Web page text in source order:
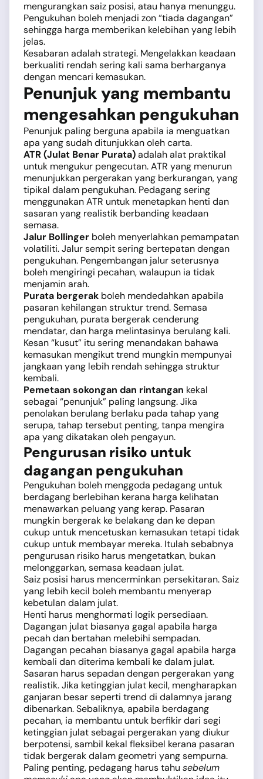
mengurangkan saiz posisi, atau hanya menunggu.
Pengukuhan boleh menjadi zon “tiada dagangan”
sehingga harga memberikan kelebihan yang lebih
jelas.
Kesabaran adalah strategi. Mengelakkan keadaan
berkualiti rendah sering kali sama berharganya
dengan mencari kemasukan.
Penunjuk yang membantu
mengesahkan pengukuhan
Penunjuk paling berguna apabila ia menguatkan
apa yang sudah ditunjukkan oleh carta.
ATR (Julat Benar Purata)adalah alat praktikal
untuk mengukur pengecutan. ATR yang menurun
menunjukkan pergerakan yang berkurangan, yang
tipikal dalam pengukuhan. Pedagang sering
menggunakan ATR untuk menetapkan henti dan
sasaran yang realistik berbanding keadaan
semasa.
Jalur Bollinger boleh menyerlahkan pemampatan
volatiliti. Jalur sempit sering bertepatan dengan
pengukuhan. Pengembangan jalur seterusnya
boleh mengiringi pecahan, walaupun ia tidak
menjamin arah.
Purata bergerak boleh mendedahkan apabila
pasaran kehilangan struktur trend. Semasa
pengukuhan, purata bergerak cenderung
mendatar, dan harga melintasinya berulang kali.
Kesan “kusut” itu sering menandakan bahawa
kemasukan mengikut trend mungkin mempunyai
jangkaan yang lebih rendah sehingga struktur
kembali.
Pemetaan sokongan dan rintangan kekal
sebagai “penunjuk” paling langsung. Jika
penolakan berulang berlaku pada tahap yang
serupa, tahap tersebut penting, tanpa mengira
apa yang dikatakan oleh pengayun.
Pengurusan risiko untuk
dagangan pengukuhan
Pengukuhan boleh menggoda pedagang untuk
berdagang berlebihan kerana harga kelihatan
menawarkan peluang yang kerap. Pasaran
mungkin bergerak ke belakang dan ke depan
cukup untuk mencetuskan kemasukan tetapi tidak
cukup untuk membayar mereka. Itulah sebabnya
pengurusan risiko harus mengetatkan, bukan
melonggarkan, semasa keadaan julat.
Saiz posisi harus mencerminkan persekitaran. Saiz
yang lebih kecil boleh membantu menyerap
kebetulan dalam julat.
Henti harus menghormati logik persediaan.
Dagangan julat biasanya gagal apabila harga
pecah dan bertahan melebihi sempadan.
Dagangan pecahan biasanya gagal apabila harga
kembali dan diterima kembali ke dalam julat.
Sasaran harus sepadan dengan pergerakan yang
realistik. Jika ketinggian julat kecil, mengharapkan
ganjaran besar seperti trend di dalamnya jarang
dibenarkan. Sebaliknya, apabila berdagang
pecahan, ia membantu untuk berfikir dari segi
ketinggian julat sebagai pergerakan yang diukur
berpotensi, sambil kekal fleksibel kerana pasaran
tidak bergerak dalam geometri yang sempurna.
Paling penting, pedagang harus tahu sebelum